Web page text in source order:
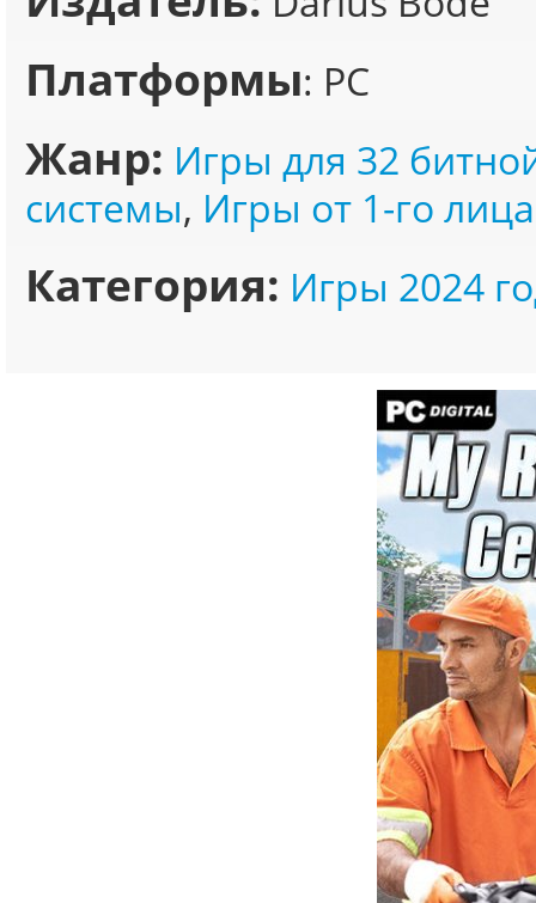
Платформы: PC
Жанр: Игры для 32
системы, Игры от 1-го лица
Категория: Игры 2024